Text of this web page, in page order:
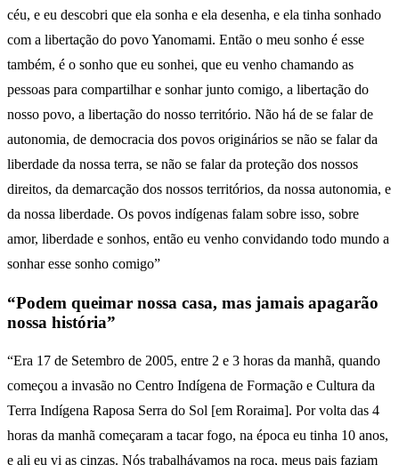
céu, e eu descobri que ela sonha e ela desenha, e ela tinha sonhado
com a libertação do povo Yanomami. Então o meu sonho é esse
também, é o sonho que eu sonhei, que eu venho chamando as
pessoas para compartilhar e sonhar junto comigo, a libertação do
nosso povo, a libertação do nosso território. Não há de se falar de
autonomia, de democracia dos povos originários se não se falar da
liberdade da nossa terra, se não se falar da proteção dos nossos
direitos, da demarcação dos nossos territórios, da nossa autonomia, e
da nossa liberdade. Os povos indígenas falam sobre isso, sobre
amor, liberdade e sonhos, então eu venho convidando todo mundo a
sonhar esse sonho comigo”
“Podem queimar nossa casa, mas jamais apagarão
nossa história”
“Era 17 de Setembro de 2005, entre 2 e 3 horas da manhã, quando
começou a invasão no Centro Indígena de Formação e Cultura da
Terra Indígena Raposa Serra do Sol [em Roraima]. Por volta das 4
horas da manhã começaram a tacar fogo, na época eu tinha 10 anos,
e ali eu vi as cinzas. Nós trabalhávamos na roça, meus pais faziam